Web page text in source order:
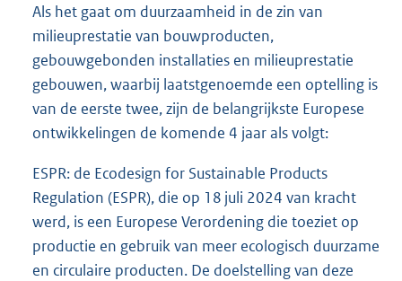
Als het gaat om duurzaamheid in de zin van
milieuprestatie van bouwproducten,
gebouwgebonden installaties en milieuprestatie
gebouwen, waarbij laatstgenoemde een optelling is
van de eerste twee, zijn de belangrijkste Europese
ontwikkelingen de komende 4 jaar als volgt:
ESPR: de Ecodesign for Sustainable Products
Regulation (ESPR), die op 18 juli 2024 van kracht
werd, is een Europese Verordening die toeziet op
productie en gebruik van meer ecologisch duurzame
en circulaire producten. De doelstelling van deze